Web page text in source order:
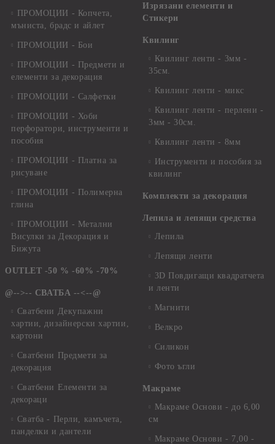
ПРОМОЦИИ - Копчета,
мъниста, брадс и айлет
ПРОМОЦИИ - Бои
ПРОМОЦИИ - Предмети и
елементи за декорация
ПРОМОЦИИ - Салфетки
ПРОМОЦИИ - Хоби
перфоратори, инструменти и
пособия
ПРОМОЦИИ - Платна за
рисуване
ПРОМОЦИИ - Полимерна
глина
ПРОМОЦИИ - Метални
Висулки за Декорация и
Бижута
OUTLET -50 % -60% -70%
@-->-- СВАТБА --<--@
Сватбени Декупажни
хартии, дизайнерски хартии,
картони
Сватбени Предмети за
декорация
Сватбени Елементи за
декораци
Сватба - Перли, камъчета,
панделки и дантели
Изрязани елементи и
Стикери
Квилинг
Квилинг ленти - 3мм -
35см.
Квилинг ленти - микс
Квилинг ленти - перлени -
3мм - 30см.
Квилинг ленти - 8мм
Инструменти и пособия за
квилинг
Комплекти за декорация
Лепила и лепящи средства
Лепила
Лепящи ленти
3D Повдигащи квадратчета
и ленти
Магнити
Велкро
Силикон
Фото ъгли
Макраме
Макраме Основи - до 6,00
см
Макраме Основи - 7,00 -